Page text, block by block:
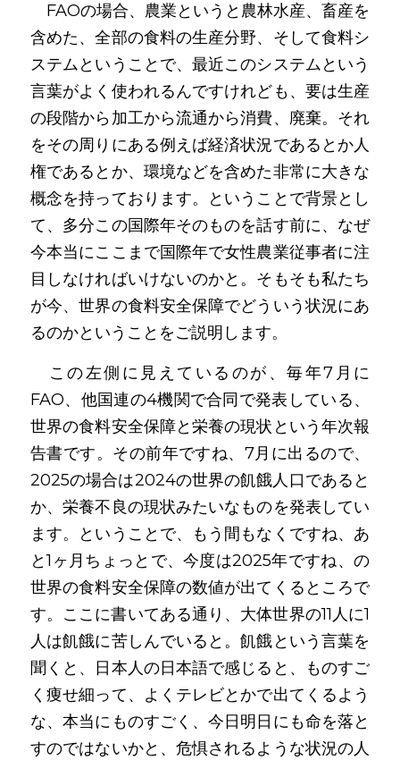
FAOの場合、農業というと農林水産、畜産を
含めた、全部の食料の生産分野、そして食料シ
ステムということで、最近このシステムという
言葉がよく使われるんですけれども、要は生産
の段階から加工から流通から消費、廃棄。それ
をその周りにある例えば経済状況であるとか人
権であるとか、環境などを含めた非常に大きな
概念を持っております。ということで背景とし
て、多分この国際年そのものを話す前に、なぜ
今本当にここまで国際年で女性農業従事者に注
目しなければいけないのかと。そもそも私たち
が今、世界の食料安全保障でどういう状況にあ
るのかということをご説明します。
この左側に見えているのが、毎年7月に
FAO、他国連の4機関で合同で発表している、
世界の食料安全保障と栄養の現状という年次報
告書です。その前年ですね、7月に出るので、
2025の場合は2024の世界の飢餓人口であると
か、栄養不良の現状みたいなものを発表してい
ます。ということで、もう間もなくですね、あ
と1ヶ月ちょっとで、今度は2025年ですね、の
世界の食料安全保障の数値が出てくるところで
す。ここに書いてある通り、大体世界の11人に1
人は飢餓に苦しんでいると。飢餓という言葉を
聞くと、日本人の日本語で感じると、ものすご
く痩せ細って、よくテレビとかで出てくるよう
な、本当にものすごく、今日明日にも命を落と
すのではないかと、危惧されるような状況の人